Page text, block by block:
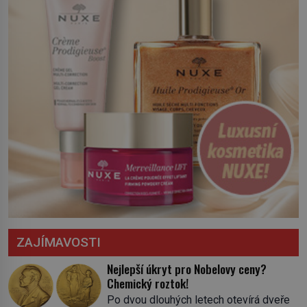
ZAJÍMAVOSTI
Nejlepší úkryt pro Nobelovy ceny?
Chemický roztok!
Po dvou dlouhých letech otevírá dveře